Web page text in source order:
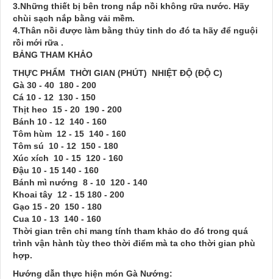
3.Những thiết bị bên trong nắp nồi không rữa nước. Hãy
chùi sạch nắp bằng vải mềm.
4.Thân nồi được làm bằng thủy tinh do đó ta hãy để nguội
rồi mới rữa .
BẢNG THAM KHẢO
THỰC PHẨM THỜI GIAN (PHÚT) NHIỆT ĐỘ (ĐỘ C)
Gà 30 - 40 180 - 200
Cá 10 - 12 130 - 150
Thịt heo 15 - 20 190 - 200
Bánh 10 - 12 140 - 160
Tôm hùm 12 - 15 140 - 160
Tôm sú 10 - 12 150 - 180
Xúc xích 10 - 15 120 - 160
Đậu 10 - 15 140 - 160
Bánh mì nướng 8 - 10 120 - 140
Khoai tây 12 - 15 180 - 200
Gạo 15 - 20 150 - 180
Cua 10 - 13 140 - 160
Thời gian trên chỉ mang tính tham khảo do đó trong quá
trình vận hành tùy theo thời điểm mà ta cho thời gian phù
hợp.
Hướng dẫn thực hiện món Gà Nướng: